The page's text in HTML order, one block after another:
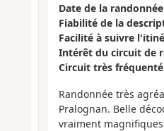
Date de la randonnée
Fiabilité de la
Facilité à suivre
Intérêt du circuit de
Circuit très fréquenté
Randonnée très
Pralognan. Belle
vraiment